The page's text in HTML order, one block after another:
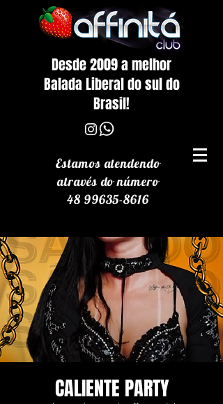
Desde 2009 a melhor
Balada Liberal do sul do
Brasil!
Estamos atendendo
atravésdo número
48 99635-8616
CALIENTE PARTY